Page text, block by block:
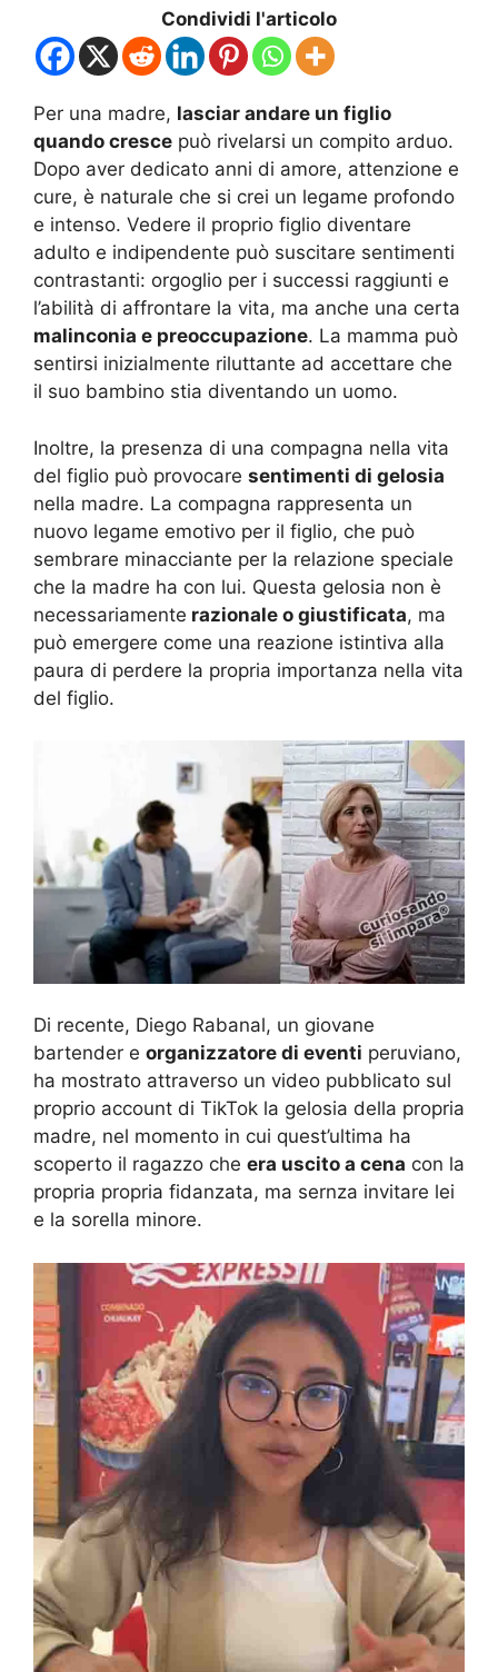
Condividi l'articolo
Per una madre, lasciar andare un figlio
quando cresce può rivelarsi un compito arduo.
Dopo aver dedicato anni di amore, attenzione e
cure, è naturale che si crei un legame profondo
e intenso. Vedere il proprio figlio diventare
adulto e indipendente può suscitare sentimenti
contrastanti: orgoglio per i successi raggiunti e
l’abilità di affrontare la vita, ma anche una certa
malinconia e preoccupazione. La mamma può
sentirsi inizialmente riluttante ad accettare che
il suo bambino stia diventando un uomo.
Inoltre, la presenza di una compagna nella vita
del figlio può provocare sentimenti di gelosia
nella madre. La compagna rappresenta un
nuovo legame emotivo per il figlio, che può
sembrare minacciante per la relazione speciale
che la madre ha con lui. Questa gelosia non è
necessariamente razionale o giustificata, ma
può emergere come una reazione istintiva alla
paura di perdere la propria importanza nella vita
del figlio.
Di recente, Diego Rabanal, un giovane
bartender e organizzatore di eventi peruviano,
ha mostrato attraverso un video pubblicato sul
proprio account di TikTok la gelosia della propria
madre, nel momento in cui quest’ultima ha
scoperto il ragazzo che era uscito a cena con la
propria propria fidanzata, ma sernza invitare lei
e la sorella minore.